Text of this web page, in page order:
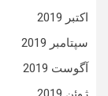
اکتبر 2019
سپتامبر 2019
آگوست 2019